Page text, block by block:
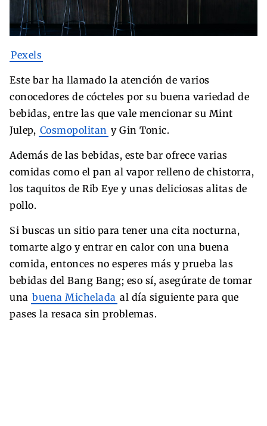
Pexels
Este bar ha llamado la atención de varios
conocedores de cócteles por su buena variedad de
bebidas, entre las que vale mencionar su Mint
Julep, Cosmopolitan y Gin Tonic.
Además de las bebidas, este bar ofrece varias
comidas como el pan al vapor relleno de chistorra,
los taquitos de Rib Eye y unas deliciosas alitas de
pollo.
Si buscas un sitio para tener una cita nocturna,
tomarte algo y entrar en calor con una buena
comida, entonces no esperes más y prueba las
bebidas del Bang Bang; eso sí, asegúrate de tomar
una buena Michelada al día siguiente para que
pases la resaca sin problemas.